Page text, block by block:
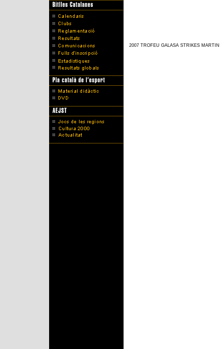
2007 TROFEU GALASA STRIKES